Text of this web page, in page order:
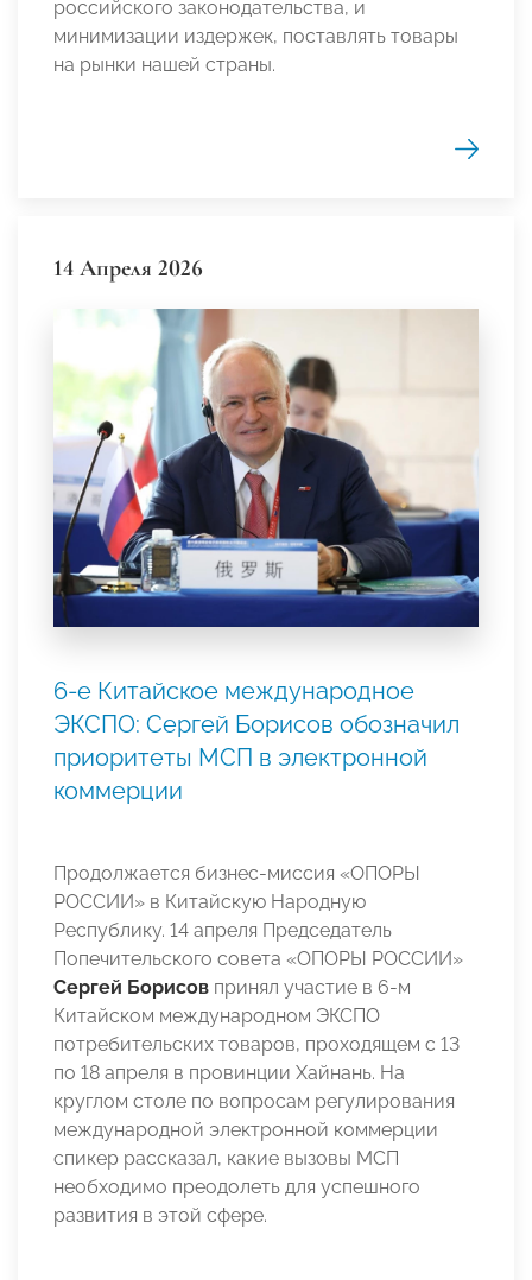
российского законодательства, и
минимизации издержек, поставлять товары
на рынки нашей страны.
14 Апреля 2026
6-е Китайское международное
ЭКСПО: Сергей Борисов обозначил
приоритеты МСП в электронной
коммерции
Продолжается бизнес-миссия «ОПОРЫ
РОССИИ» в Китайскую Народную
Республику. 14 апреля Председатель
Попечительского совета «ОПОРЫ РОССИИ»
Сергей Борисов принял участие в 6-м
Китайском международном ЭКСПО
потребительских товаров, проходящем с 13
по 18 апреля в провинции Хайнань. На
круглом столе по вопросам регулирования
международной электронной коммерции
спикер рассказал, какие вызовы МСП
необходимо преодолеть для успешного
развития в этой сфере.